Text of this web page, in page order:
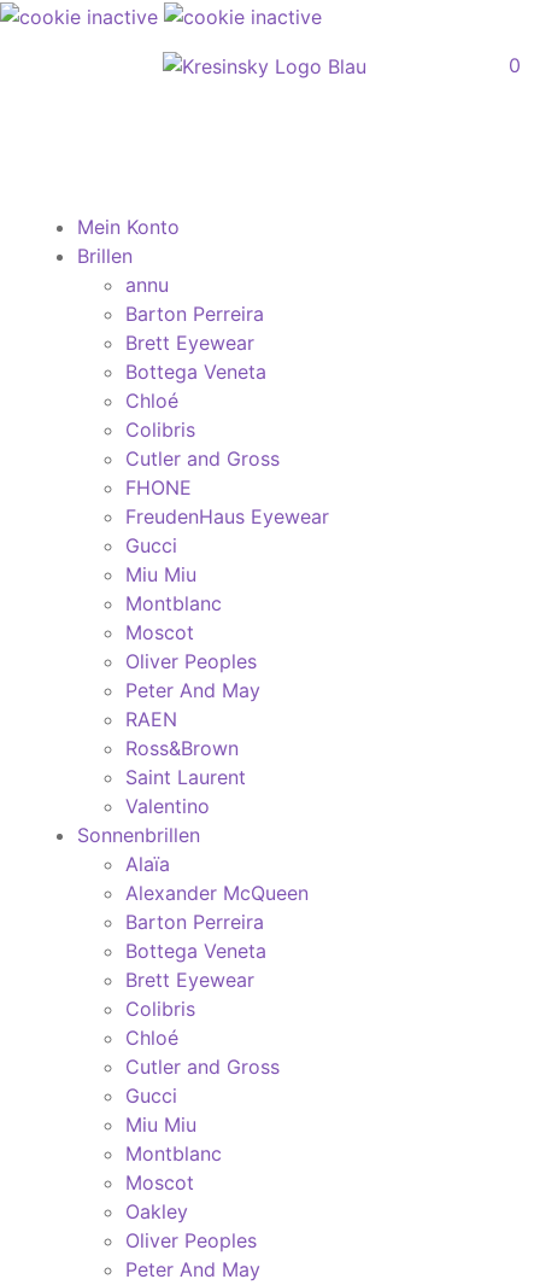
0
Mein Konto
Brillen
annu
Barton Perreira
Brett Eyewear
Bottega Veneta
Chloé
Colibris
Cutler and Gross
FHONE
FreudenHaus Eyewear
Gucci
Miu Miu
Montblanc
Moscot
Oliver Peoples
Peter And May
RAEN
Ross&Brown
Saint Laurent
Valentino
Sonnenbrillen
Alaïa
Alexander McQueen
Barton Perreira
Bottega Veneta
Brett Eyewear
Colibris
Chloé
Cutler and Gross
Gucci
Miu Miu
Montblanc
Moscot
Oakley
Oliver Peoples
Peter And May